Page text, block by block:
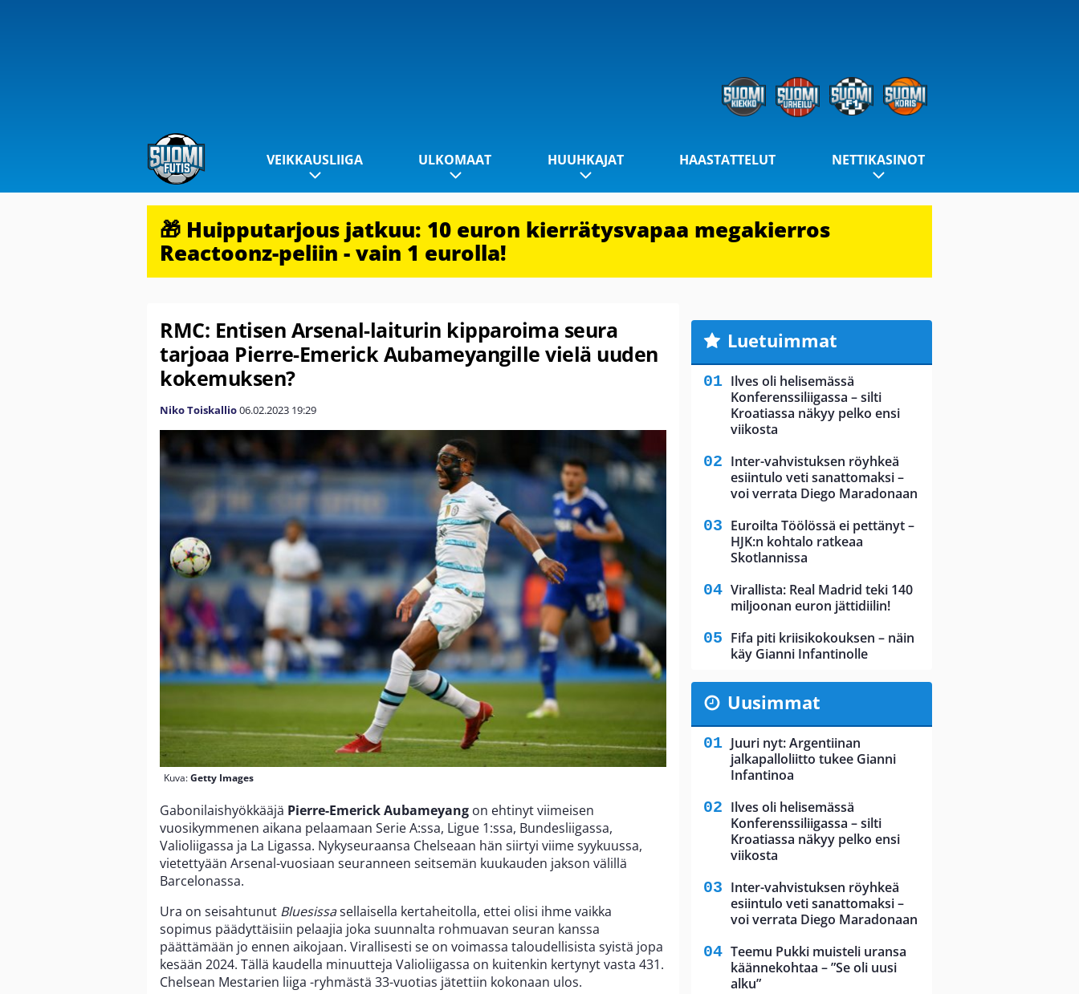
VEIKKAUSLIIGA ULKOMAAT HUUHKAJAT HAASTATTELUT NETTIKASINOT
🎁 Huipputarjous jatkuu: 10 euron kierrätysvapaa megakierros
Reactoonz-peliin - vain 1 eurolla!
RMC: Entisen Arsenal-laiturin kipparoima seura
tarjoaa Pierre-Emerick Aubameyangille vielä uuden
kokemuksen?
Niko Toiskallio06.02.2023 19:29
Kuva:Getty Images
Gabonilaishyökkääjä Pierre-Emerick Aubameyang on ehtinyt viimeisen
vuosikymmenen aikana pelaamaan Serie A:ssa, Ligue 1:ssa, Bundesliigassa,
Valioliigassa ja La Ligassa. Nykyseuraansa Chelseaan hän siirtyi viime syykuussa,
vietettyään Arsenal-vuosiaan seuranneen seitsemän kuukauden jakson välillä
Barcelonassa.
Ura on seisahtunut Bluesissasellaisella kertaheitolla, ettei olisi ihme vaikka
sopimus päädyttäisiin pelaajia joka suunnalta rohmuavan seuran kanssa
päättämään jo ennen aikojaan. Virallisesti se on voimassa taloudellisista syistä jopa
kesään 2024. Tällä kaudella minuutteja Valioliigassa on kuitenkin kertynyt vasta 431.
Chelsean Mestarien liiga -ryhmästä 33-vuotias jätettiin kokonaan ulos.
Luetuimmat
Ilves oli helisemässä
Konferenssiliigassa – silti
Kroatiassa näkyy pelko ensi
viikosta
Inter-vahvistuksen röyhkeä
esiintulo veti sanattomaksi –
voi verrata Diego Maradonaan
Euroilta Töölössä ei pettänyt –
HJK:n kohtalo ratkeaa
Skotlannissa
Virallista: Real Madrid teki 140
miljoonan euron jättidiilin!
Fifa piti kriisikokouksen – näin
käy Gianni Infantinolle
Uusimmat
Juuri nyt: Argentiinan
jalkapalloliitto tukee Gianni
Infantinoa
Ilves oli helisemässä
Konferenssiliigassa – silti
Kroatiassa näkyy pelko ensi
viikosta
Inter-vahvistuksen röyhkeä
esiintulo veti sanattomaksi –
voi verrata Diego Maradonaan
Teemu Pukki muisteli uransa
käännekohtaa – ”Se oli uusi
alku”